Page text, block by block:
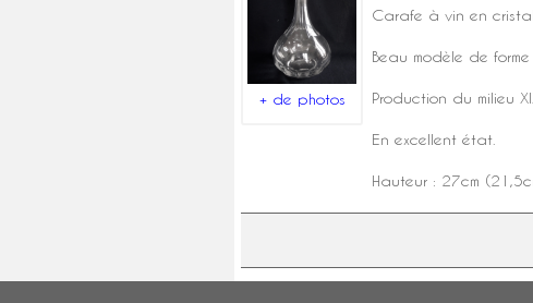
+ de photos
Carafe à vin en
Beau modèle de
Production du milieu
En excellent état.
Hauteur : 27cm